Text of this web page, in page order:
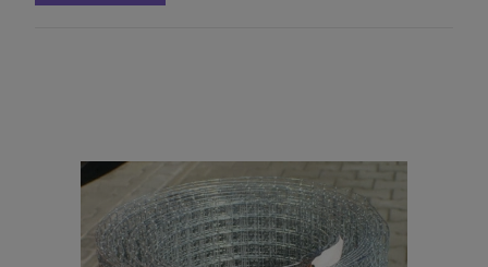
Siatka Zgrzewana E-plast 150 cm 25 mb
drut 2,2 mm
330,00 zł
DO KOSZYKA